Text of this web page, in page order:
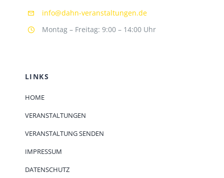
info@dahn-veranstaltungen.de
Montag – Freitag: 9:00 – 14:00 Uhr
LINKS
HOME
VERANSTALTUNGEN
VERANSTALTUNG SENDEN
IMPRESSUM
DATENSCHUTZ